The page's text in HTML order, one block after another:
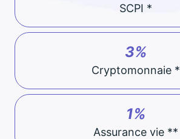
SCPI *
3%
Cryptomonnaie *
1%
Assurance vie **